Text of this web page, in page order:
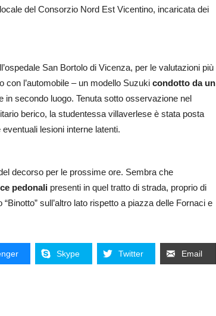
del Consorzio Nord Est Vicentino, incaricata dei
San Bortolo di Vicenza, per le valutazioni più
con l’automobile – un modello Suzuki condotto da un
in secondo luogo. Tenuta sotto osservazione nel
berico, la studentessa villaverlese è stata posta
lesioni interne latenti.
decorso per le prossime ore. Sembra che
pedonali presenti in quel tratto di strada, proprio di
sull’altro lato rispetto a piazza delle Fornaci e
Skype Twitter Email